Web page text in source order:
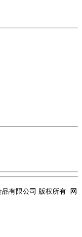
品有限公司 版权所有 网